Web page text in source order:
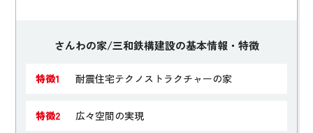
さんわの家/三和鉄構建設の基本情報・特徴
特徴1 耐震住宅テクノストラクチャーの家
特徴2 広々空間の実現